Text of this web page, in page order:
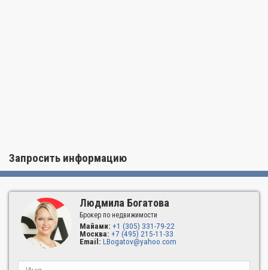
Запросить информацию
Людмила Богатова
Брокер по недвижимости
Майами: +1 (305) 331-79-22
Москва: +7 (495) 215-11-33
Email: LBogatov@yahoo.com